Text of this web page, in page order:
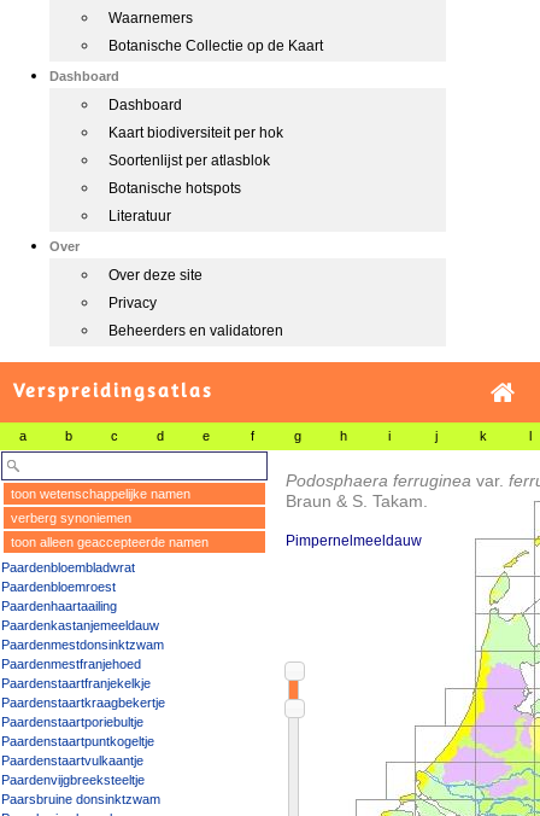
Waarnemers
Botanische Collectie op de Kaart
Dashboard
Dashboard
Kaart biodiversiteit per hok
Soortenlijst per atlasblok
Botanische hotspots
Literatuur
Over
Over deze site
Privacy
Beheerders en validatoren
Verspreidingsatlas
a b c d e f g h i j k l
toon wetenschappelijke namen
verberg synoniemen
toon alleen geaccepteerde namen
Paardenbloembladwrat
Paardenbloemroest
Paardenhaartaailing
Paardenkastanjemeeldauw
Paardenmestdonsinktzwam
Paardenmestfranjehoed
Paardenstaartfranjekelkje
Paardenstaartkraagbekertje
Paardenstaartporiebultje
Paardenstaartpuntkogeltje
Paardenstaartvulkaantje
Paardenvijgbreeksteeltje
Paarsbruine donsinktzwam
Podosphaera ferruginea var.
Braun & S. Takam.
Pimpernelmeeldauw